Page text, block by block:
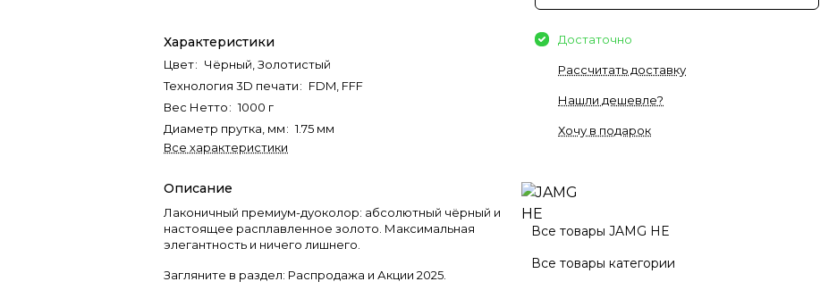
Характеристики
Цвет: Чёрный, Золотистый
Технология 3D печати: FDM, FFF
Вес Нетто: 1000 г
Диаметр прутка, мм: 1.75 мм
Все характеристики
Описание
Лаконичный премиум-дуоколор: абсолютный чёрный и
настоящее расплавленное золото. Максимальная
элегантность и ничего лишнего.
Загляните в раздел: Распродажа и Акции 2025
Достаточно
Рассчитать доставку
Нашли дешевле?
Хочу в подарок
Все товары JAMG HE
Все товары категории